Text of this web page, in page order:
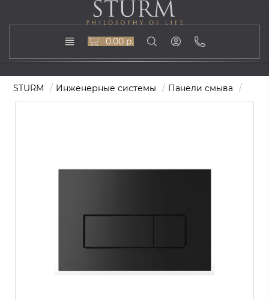
0.00 р.
STURM Инженерные системы Панели смыва